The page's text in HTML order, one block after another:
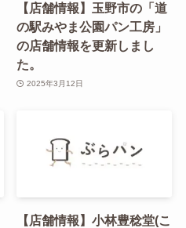
【店舗情報】玉野市の「道
の駅みやま公園パン工房」
の店舗情報を更新しまし
た。
2025年3月12日
【店舗情報】小林豊稔堂(こ